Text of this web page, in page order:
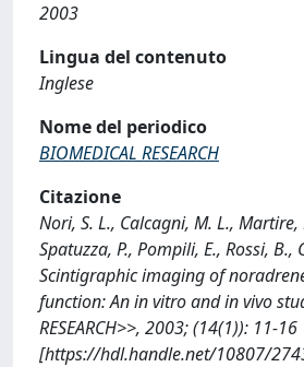
2003
Lingua del contenuto
Inglese
Nome del periodico
BIOMEDICAL RESEARCH
Citazione
Nori, S. L., Calcagni, M. L., Martire,
Spatuzza, P., Pompili, E., Rossi, B.,
Scintigraphic imaging of
function: An in vitro and in vivo
RESEARCH>>, 2003; (14(1)): 11-16
[https://hdl.handle.net/10807/